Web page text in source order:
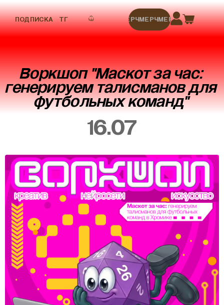
ПОДПИСКА ТГ МЕРЧМЕРЧМЕРЧМЕРЧМЕРЧ
Воркшоп "Маскот за час:
генерируем талисманов для
футбольных команд"
16.07